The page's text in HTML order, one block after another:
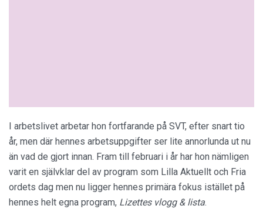
I arbetslivet arbetar hon fortfarande på SVT, efter snart tio
år, men där hennes arbetsuppgifter ser lite annorlunda ut nu
än vad de gjort innan. Fram till februari i år har hon nämligen
varit en självklar del av program som Lilla Aktuellt och Fria
ordets dag men nu ligger hennes primära fokus istället på
hennes helt egna program, Lizettes vlogg & lista.